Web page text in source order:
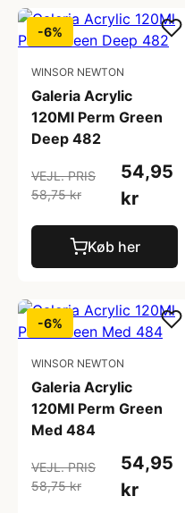
-6%
WINSOR NEWTON
Galeria Acrylic
120Ml Perm Green
Deep 482
VEJL. PRIS
58,75 kr
54,95
kr
Køb her
-6%
WINSOR NEWTON
Galeria Acrylic
120Ml Perm Green
Med 484
VEJL. PRIS
58,75 kr
54,95
kr